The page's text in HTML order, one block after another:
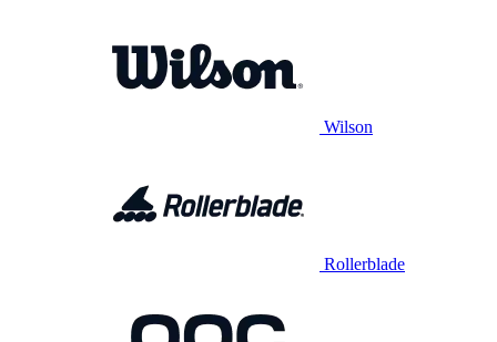
Wilson
Rollerblade